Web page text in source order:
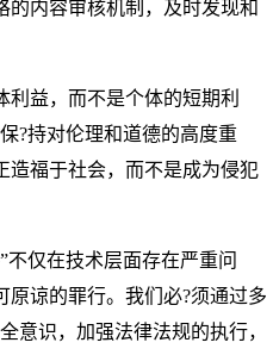
的内容审核机制，及时发现和
益，而不是个体的短期利
?持对伦理和道德的高度重
造福于社会，而不是成为侵犯
不仅在技术层面存在严重问
原谅的罪行。我们必?须通过多
意识，加强法律法规的执行，